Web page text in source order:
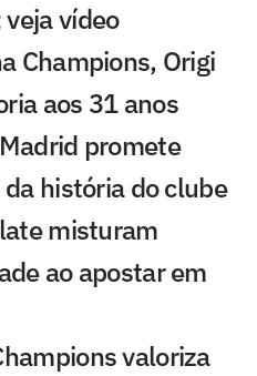
vídeo
Champions, Origi
aos 31 anos
promete
história do clube
misturam
ao apostar em
valoriza